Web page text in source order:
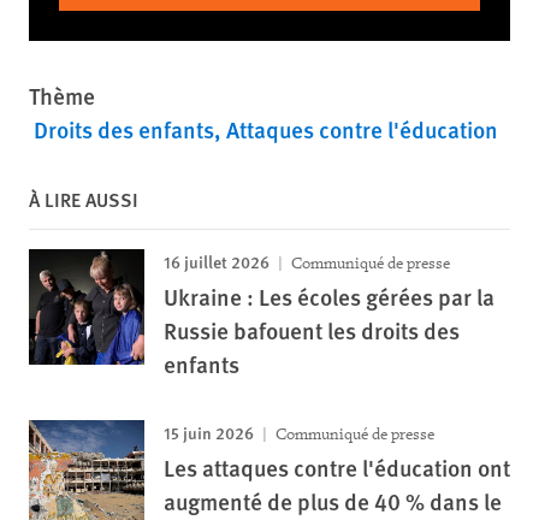
Thème
Droits des enfants Attaques contre l'éducation
À LIRE AUSSI
16 juillet 2026 Communiqué de presse
Ukraine : Les écoles gérées par la
Russie bafouent les droits des
enfants
15 juin 2026 Communiqué de presse
Les attaques contre l'éducation ont
augmenté de plus de 40 % dans le